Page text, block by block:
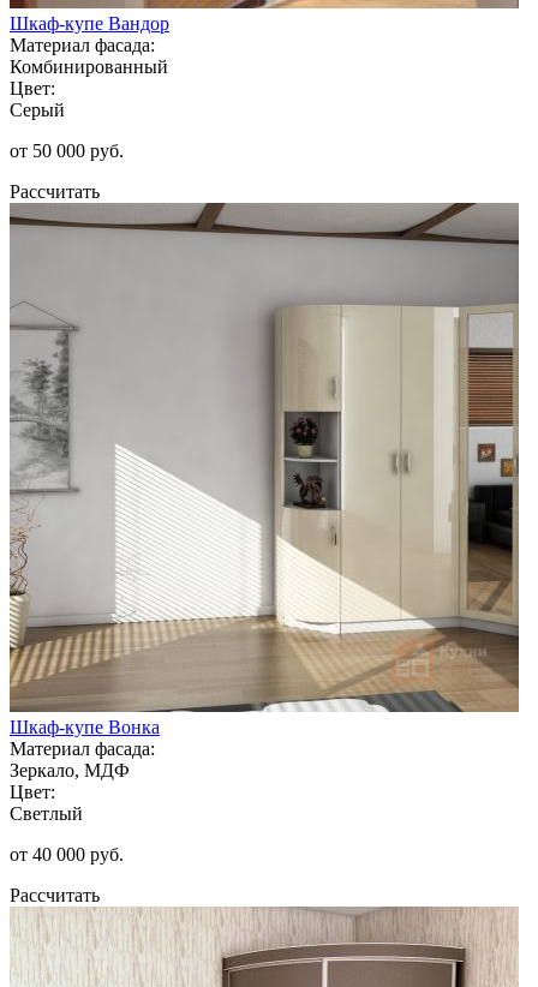
Шкаф-купе Вандор
Материал фасада:
Комбинированный
Цвет:
Серый
от 50 000 руб.
Рассчитать
Шкаф-купе Вонка
Материал фасада:
Зеркало, МДФ
Цвет:
Светлый
от 40 000 руб.
Рассчитать